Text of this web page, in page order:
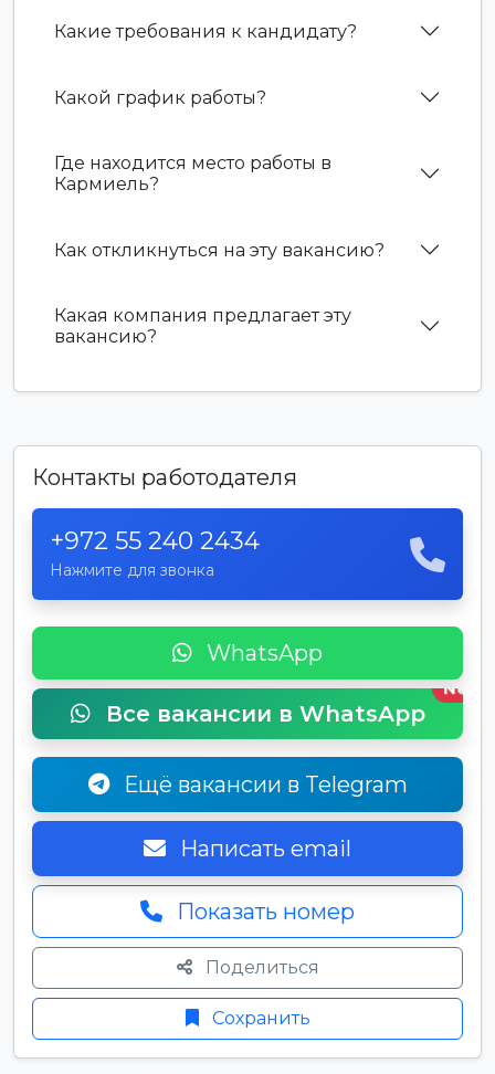
Какие требования к кандидату?
Какой график работы?
Где находится место работы в
Кармиель?
Как откликнуться на эту вакансию?
Какая компания предлагает эту
вакансию?
Контакты работодателя
+972 55 240 2434
Нажмите для звонка
WhatsApp
Все вакансии в WhatsApp
New
Ещё вакансии в Telegram
Написать email
Показать номер
Поделиться
Сохранить